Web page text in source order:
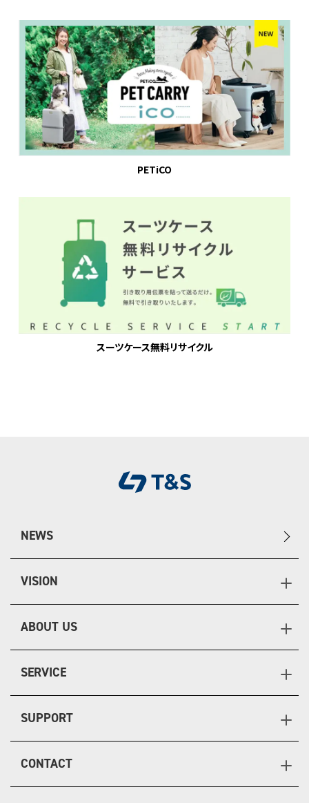
PETiCO
スーツケース無料リサイクル
NEWS
VISION
ABOUT US
SERVICE
SUPPORT
CONTACT